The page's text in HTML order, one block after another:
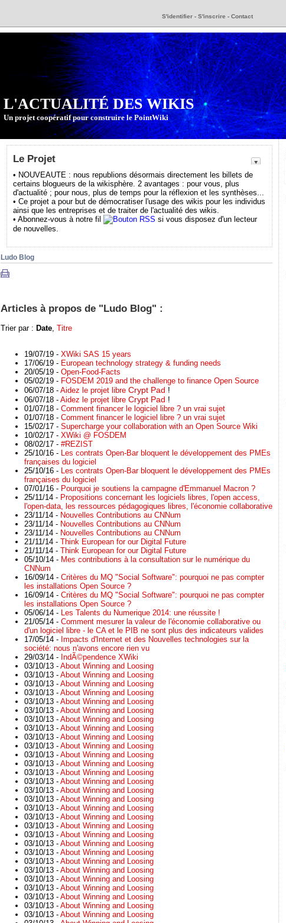
S'identifier - S'inscrire - Contact
L'ACTUALITÉ DES WIKIS
Un projet coopératif pour construire le PointWiki
Le Projet
• NOUVEAUTE : nous republions désormais directement les billets de
certains blogueurs de la wikisphère. 2 avantages : pour vous, plus
d'actualité ; pour nous, plus de temps pour la réflexion et les synthèses...
• Ce projet a pour but de démocratiser l'usage des wikis pour les individus
ainsi que les entreprises et de traiter de l'actualité des wikis.
• Abonnez-vous à notre fil
si vous disposez d'un lecteur
de nouvelles.
Ludo Blog
Articles à propos de "Ludo Blog" :
Trier par : Date, Titre
19/07/19 - XWiki SAS 15 years
17/06/19 - European technology strategy & funding needs
20/05/19 - Open-Food-Facts
05/02/19 - FOSDEM 2019 and the challenge to finance Open Source
06/07/18 - Aidez le projet libre Crypt Pad !
06/07/18 - Aidez le projet libre Crypt Pad !
01/07/18 - Comment financer le logiciel libre ? un vrai sujet
01/07/18 - Comment financer le logiciel libre ? un vrai sujet
15/02/17 - Supercharge your collaboration with an Open Source Wiki
10/02/17 - XWiki @ FOSDEM
08/02/17 - #REZIST
25/10/16 - Les contrats Open-Bar bloquent le développement des PMEs
françaises du logiciel
25/10/16 - Les contrats Open-Bar bloquent le développement des PMEs
françaises du logiciel
07/01/16 - Pourquoi je soutiens la campagne d'Emmanuel Macron ?
25/11/14 - Propositions concernant les logiciels libres, l'open access,
l'open-data, les ressources pédagogiques libres, l'économie collaborative
23/11/14 - Nouvelles Contributions au CNNum
23/11/14 - Nouvelles Contributions au CNNum
23/11/14 - Nouvelles Contributions au CNNum
21/11/14 - Think European for our Digital Future
21/11/14 - Think European for our Digital Future
05/10/14 - Mes contributions à la consultation sur le numérique du
CNNum
16/09/14 - Critères du MQ "Social Software": pourquoi ne pas compter
les installations Open Source ?
16/09/14 - Critères du MQ "Social Software": pourquoi ne pas compter
les installations Open Source ?
05/06/14 - Les Talents du Numerique 2014: une réussite !
21/05/14 - Comment mesurer la valeur de l'économie collaborative ou
d'un logiciel libre - le CA et le PIB ne sont plus des indicateurs valides
17/05/14 - Impacts d'Internet et des Nouvelles technologies sur la
société: nous n'avons encore rien vu
29/03/14 - IndÃ©pendence XWiki
03/10/13 - About Winning and Loosing
03/10/13 - About Winning and Loosing
03/10/13 - About Winning and Loosing
03/10/13 - About Winning and Loosing
03/10/13 - About Winning and Loosing
03/10/13 - About Winning and Loosing
03/10/13 - About Winning and Loosing
03/10/13 - About Winning and Loosing
03/10/13 - About Winning and Loosing
03/10/13 - About Winning and Loosing
03/10/13 - About Winning and Loosing
03/10/13 - About Winning and Loosing
03/10/13 - About Winning and Loosing
03/10/13 - About Winning and Loosing
03/10/13 - About Winning and Loosing
03/10/13 - About Winning and Loosing
03/10/13 - About Winning and Loosing
03/10/13 - About Winning and Loosing
03/10/13 - About Winning and Loosing
03/10/13 - About Winning and Loosing
03/10/13 - About Winning and Loosing
03/10/13 - About Winning and Loosing
03/10/13 - About Winning and Loosing
03/10/13 - About Winning and Loosing
03/10/13 - About Winning and Loosing
03/10/13 - About Winning and Loosing
03/10/13 - About Winning and Loosing
03/10/13 - About Winning and Loosing
03/10/13 - About Winning and Loosing